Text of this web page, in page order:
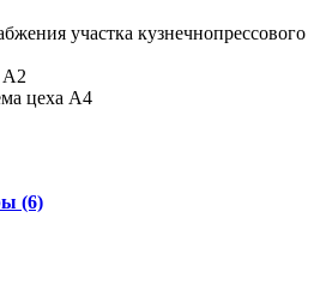
участка кузнечнопрессового
А2
цеха А4
(6)